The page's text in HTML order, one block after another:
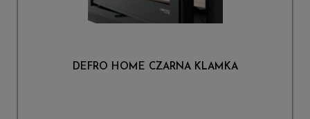
DEFRO HOME CZARNA KLAMKA